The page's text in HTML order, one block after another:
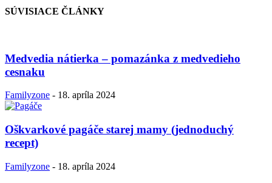
SÚVISIACE ČLÁNKY
Medvedia nátierka – pomazánka z medvedieho
cesnaku
Familyzone - 18. apríla 2024
Oškvarkové pagáče starej mamy (jednoduchý
recept)
Familyzone - 18. apríla 2024